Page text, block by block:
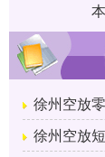
徐州空放
徐州空放